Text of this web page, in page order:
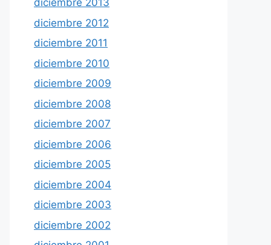
diciembre 2013
diciembre 2012
diciembre 2011
diciembre 2010
diciembre 2009
diciembre 2008
diciembre 2007
diciembre 2006
diciembre 2005
diciembre 2004
diciembre 2003
diciembre 2002